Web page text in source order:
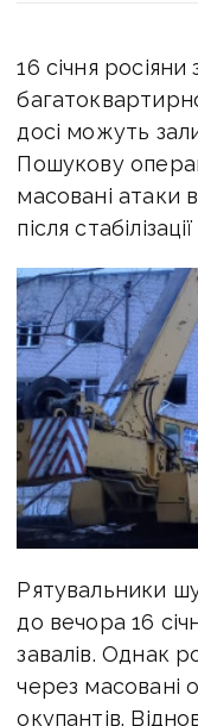
16 січня росіяни
досі можуть
Пошукову
масовані атаки
після
Рятувальники
до вечора 16
завалів. Однак
через масовані
окупантів.